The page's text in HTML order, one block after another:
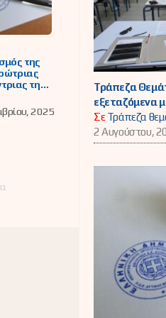
της
της
για την
νέας
2025
Τράπεζα
εξεταζόμενα
ΣεΤράπεζα
2 Αυγούστου,